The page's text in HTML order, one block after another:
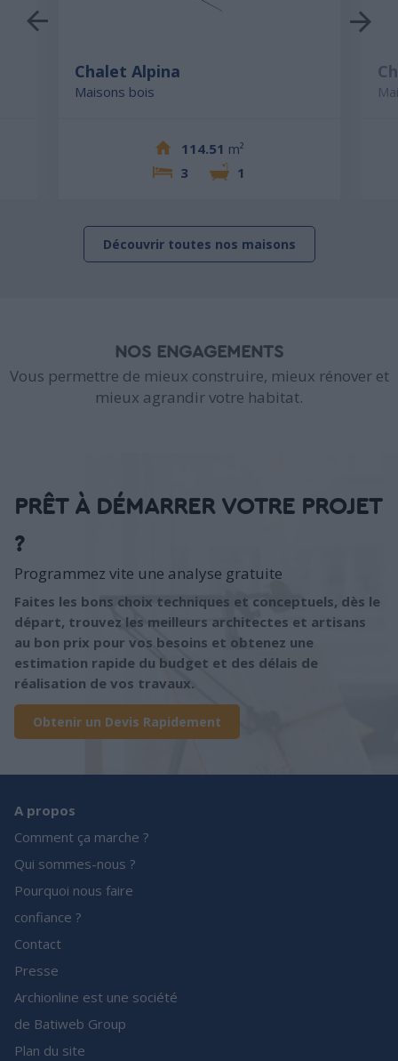
Chalet Alpina
Maisons bois
114.51 m²
3
1
Découvrir toutes nos maisons
NOS ENGAGEMENTS
Vous permettre de mieux construire, mieux rénover et
mieux agrandir votre habitat.
PRÊT À DÉMARRER VOTRE PROJET
?
Programmez vite une analyse gratuite
Faites les bons choix techniques et conceptuels, dès le
départ, trouvez les meilleurs architectes et artisans
au bon prix pour vos besoins et obtenez une
estimation rapide du budget et des délais de
réalisation de vos travaux.
Obtenir un Devis Rapidement
A propos
Comment ça marche ?
Qui sommes-nous ?
Pourquoi nous faire
confiance ?
Contact
Presse
Archionline est une société
de Batiweb Group
Plan du site